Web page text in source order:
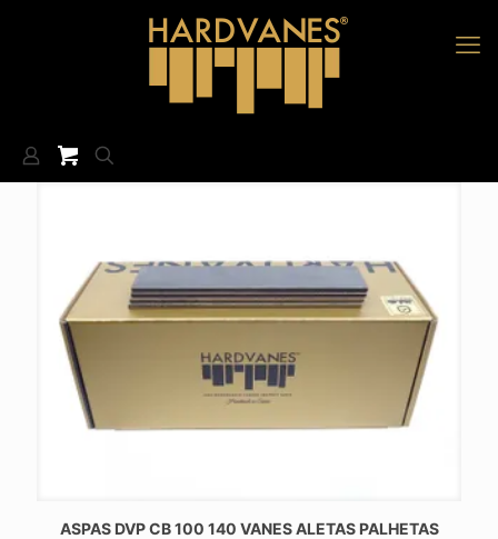
ASPAS DVP CB 100 140 VANES ALETAS PALHETAS